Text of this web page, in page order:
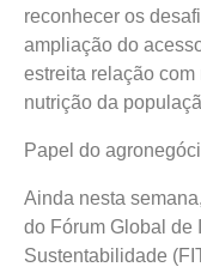
reconhecer os
ampliação do
estreita relação
nutrição da
Papel do
Ainda nesta
do Fórum Global de
Sustentabilidade